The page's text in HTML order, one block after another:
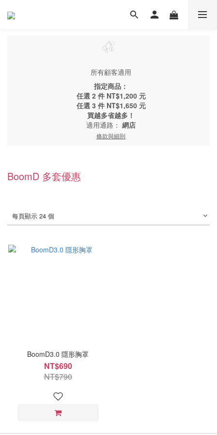
所有顧客適用
指定商品：
任選 2 件 NT$1,200 元
任選 3 件 NT$1,650 元
買越多省越多！
適用通路： 網店
條款與細則
BoomD 多套優惠
每頁顯示 24 個
BoomD3.0 隱形胸罩
NT$690
NT$790